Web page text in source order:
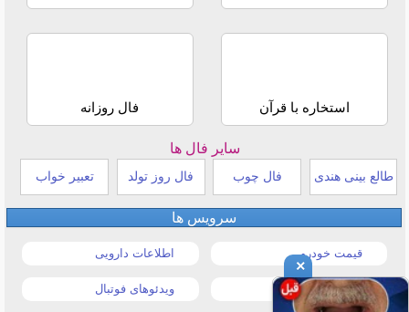
استخاره با قرآن فال روزانه
سایر فال ها
طالع بینی هندی فال چوب فال روز تولد تعبیر خواب
سرویس ها
قیمت خودرو اطلاعات دارویی
قیمت طلا و سکه ویدئوهای فوتبال
×